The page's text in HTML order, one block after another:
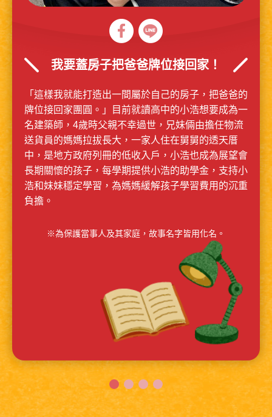
我要蓋房子把爸爸牌位接回家！
「這樣我就能打造出一間屬於自己的房子，把爸爸的
牌位接回家團圓。」目前就讀高中的小浩想要成為一
名建築師，4歲時父親不幸過世，兄妹倆由擔任物流
送貨員的媽媽拉拔長大，一家人住在舅舅的透天厝
中，是地方政府列冊的低收入戶，小浩也成為展望會
長期關懷的孩子，每學期提供小浩的助學金，支持小
浩和妹妹穩定學習，為媽媽緩解孩子學習費用的沉重
負擔。
※為保護當事人及其家庭，故事名字皆用化名。